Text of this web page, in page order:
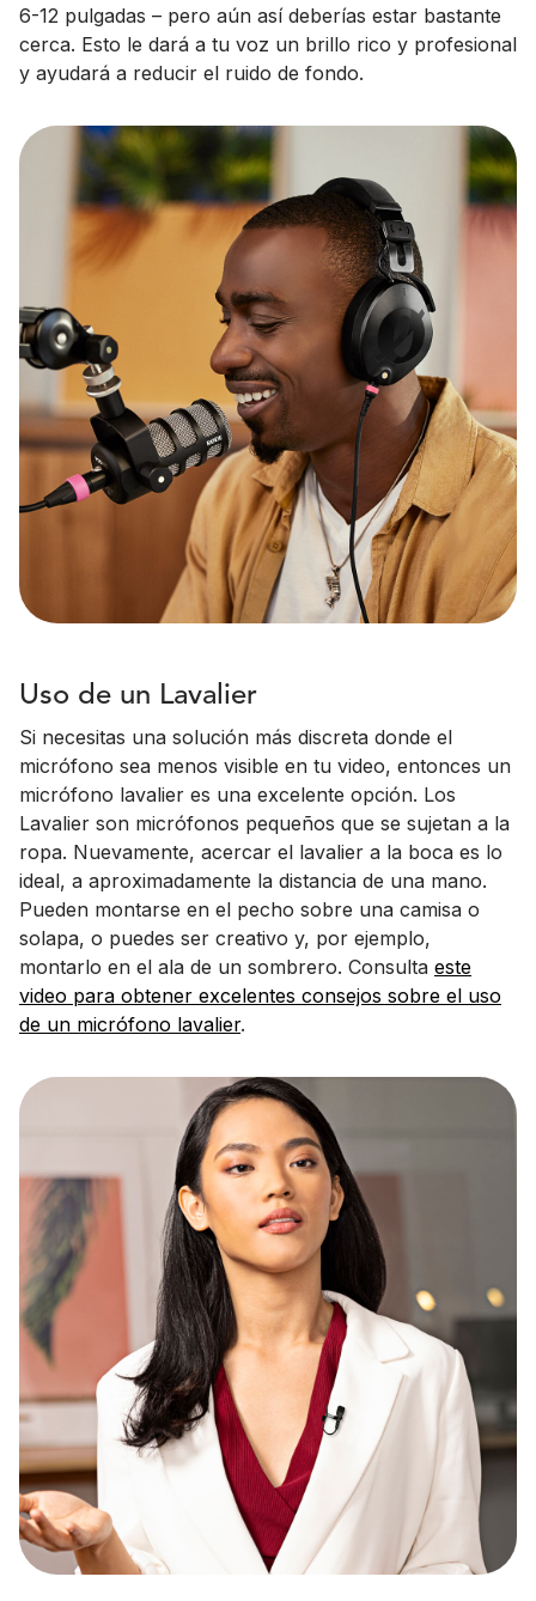
6-12 pulgadas – pero aún así deberías estar bastante
cerca. Esto le dará a tu voz un brillo rico y profesional
y ayudará a reducir el ruido de fondo.
Uso de un Lavalier
Si necesitas una solución más discreta donde el
micrófono sea menos visible en tu video, entonces un
micrófono lavalier es una excelente opción. Los
Lavalier son micrófonos pequeños que se sujetan a la
ropa. Nuevamente, acercar el lavalier a la boca es lo
ideal, a aproximadamente la distancia de una mano.
Pueden montarse en el pecho sobre una camisa o
solapa, o puedes ser creativo y, por ejemplo,
montarlo en el ala de un sombrero. Consulta este
video para obtener excelentes consejos sobre el uso
de un micrófono lavalier.